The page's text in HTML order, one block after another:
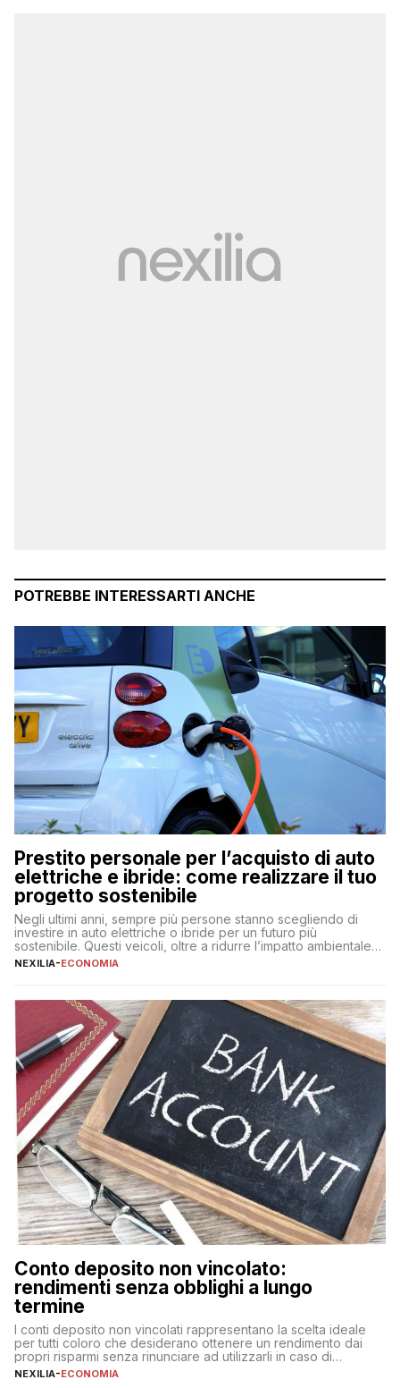
POTREBBE INTERESSARTI ANCHE
Prestito personale per l’acquisto di auto
elettriche e ibride: come realizzare il tuo
progetto sostenibile
Negli ultimi anni, sempre più persone stanno scegliendo di
investire in auto elettriche o ibride per un futuro più
sostenibile. Questi veicoli, oltre a ridurre l’impatto ambientale,
offrono vantaggi economici a lungo termine, come minori costi
fare se non […]
NEXILIA-ECONOMIA
Conto deposito non vincolato:
rendimenti senza obblighi a lungo
termine
I conti deposito non vincolati rappresentano la scelta ideale
per tutti coloro che desiderano ottenere un rendimento dai
propri risparmi senza rinunciare ad utilizzarli in caso di
necessità. A differenza delle forme vincolate tradizionali,
NEXILIA-ECONOMIA